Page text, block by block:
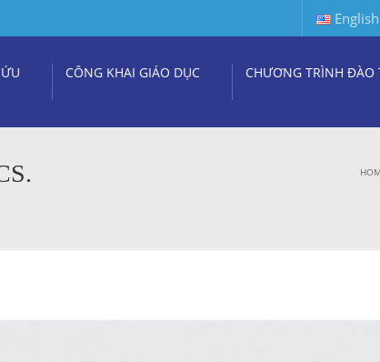
English
CÔNG KHAI GIÁO DỤC CHƯƠNG TRÌNH ĐÀO